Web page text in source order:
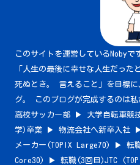
このサイトを運営しているNobyで
「人生の最後に幸せな人生だった
死ぬとき。 言えること」を目標
グ。 このブログが完成するのは私
高校サッカー部 ▶︎ 大学自転車
学)卒業 ▶︎ 物流会社へ新卒入社
メーカー(TOPIX Large70) ▶︎ 転
Core30) ▶︎ 転職(3回目)JTC